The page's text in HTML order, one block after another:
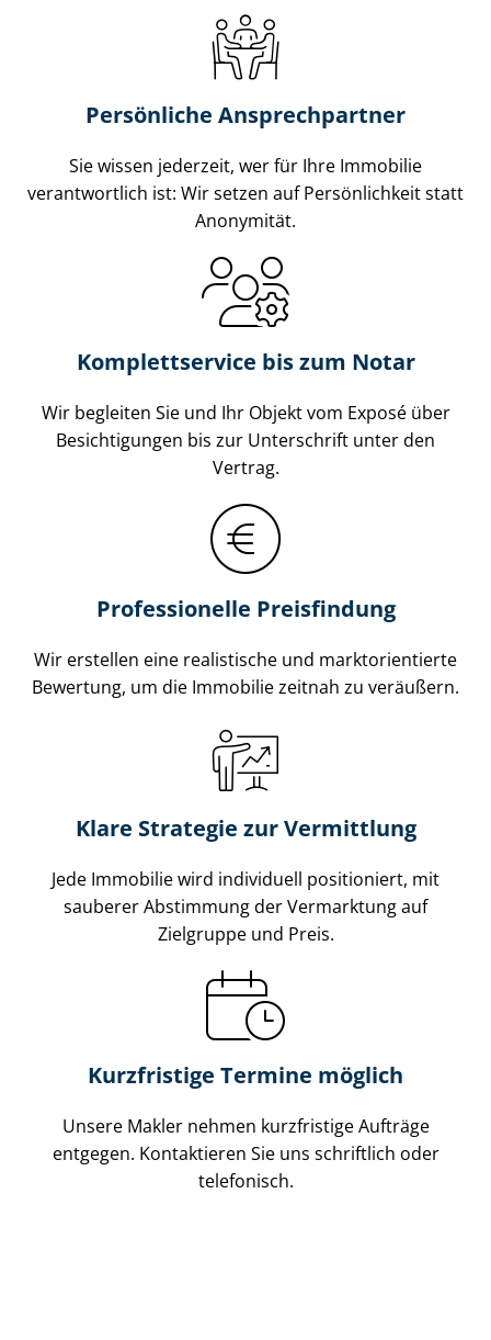
Persönliche Ansprechpartner
Sie wissen jederzeit, wer für Ihre Immobilie
verantwortlich ist: Wir setzen auf Persönlichkeit statt
Anonymität.
Komplettservice bis zum Notar
Wir begleiten Sie und Ihr Objekt vom Exposé über
Besichtigungen bis zur Unterschrift unter den
Vertrag.
Professionelle Preisfindung
Wir erstellen eine realistische und markt­ori­en­tier­te
Bewertung, um die Immobilie zeitnah zu veräußern.
Klare Strategie zur Vermittlung
Jede Immobilie wird individuell positioniert, mit
sauberer Abstimmung der Vermarktung auf
Zielgruppe und Preis.
Kurzfristige Termine möglich
Unsere Makler nehmen kurzfristige Aufträge
entgegen. Kontaktieren Sie uns schriftlich oder
telefonisch.